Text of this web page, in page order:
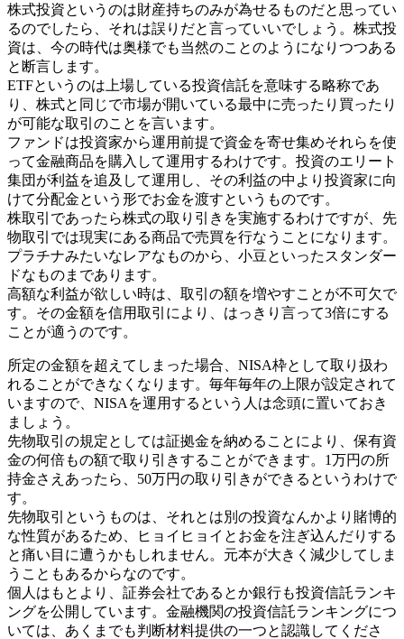
株式投資というのは財産持ちのみが為せるものだと思ってい
るのでしたら、それは誤りだと言っていいでしょう。株式投
資は、今の時代は奥様でも当然のことのようになりつつある
と断言します。
ETFというのは上場している投資信託を意味する略称であ
り、株式と同じで市場が開いている最中に売ったり買ったり
が可能な取引のことを言います。
ファンドは投資家から運用前提で資金を寄せ集めそれらを使
って金融商品を購入して運用するわけです。投資のエリート
集団が利益を追及して運用し、その利益の中より投資家に向
けて分配金という形でお金を渡すというものです。
株取引であったら株式の取り引きを実施するわけですが、先
物取引では現実にある商品で売買を行なうことになります。
プラチナみたいなレアなものから、小豆といったスタンダー
ドなものまであります。
高額な利益が欲しい時は、取引の額を増やすことが不可欠で
す。その金額を信用取引により、はっきり言って3倍にする
ことが適うのです。
所定の金額を超えてしまった場合、NISA枠として取り扱わ
れることができなくなります。毎年毎年の上限が設定されて
いますので、NISAを運用するという人は念頭に置いておき
ましょう。
先物取引の規定としては証拠金を納めることにより、保有資
金の何倍もの額で取り引きすることができます。1万円の所
持金さえあったら、50万円の取り引きができるというわけで
す。
先物取引というものは、それとは別の投資なんかより賭博的
な性質があるため、ヒョイヒョイとお金を注ぎ込んだりする
と痛い目に遭うかもしれません。元本が大きく減少してしま
うこともあるからなのです。
個人はもとより、証券会社であるとか銀行も投資信託ランキ
ングを公開しています。金融機関の投資信託ランキングにつ
いては、あくまでも判断材料提供の一つと認識してくださ